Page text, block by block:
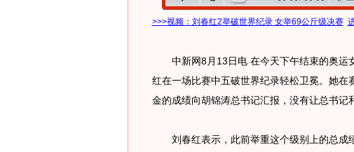
>>>视频：刘春红2举破世界纪录 女举69公斤级决赛
中新网8月13日电 在今天下午结束的奥运
红在一场比赛中五破世界纪录轻松卫冕。她在
金的成绩向胡锦涛总书记汇报，没有让总书记
刘春红表示，此前举重这个级别上的总成